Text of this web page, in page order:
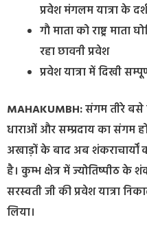
प्रवेश मंगलम यात्रा के
गौ माता को राष्ट्र
रहा छावनी प्रवेश
प्रवेश यात्रा में दिखी
MAHAKUMBH:संगम तीरे बसे
धाराओं और सम्प्रदाय का संगम
अखाड़ों के बाद अब शंकराचार्यों
है। कुम्भ क्षेत्र में ज्योतिष्पीठ के
सरस्वती जी की प्रवेश यात्रा
लिया।